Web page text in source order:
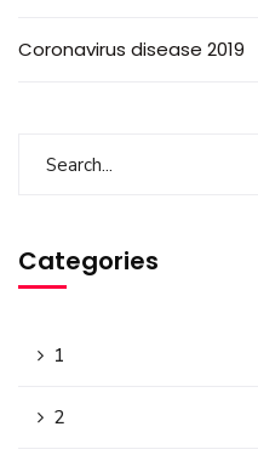
Coronavirus disease 2019
Categories
1
2